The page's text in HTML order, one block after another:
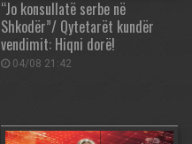
“Jo konsullatë serbe në
Shkodër”/ Qytetarët kundër
vendimit: Hiqni dorë!
04/08 21:42